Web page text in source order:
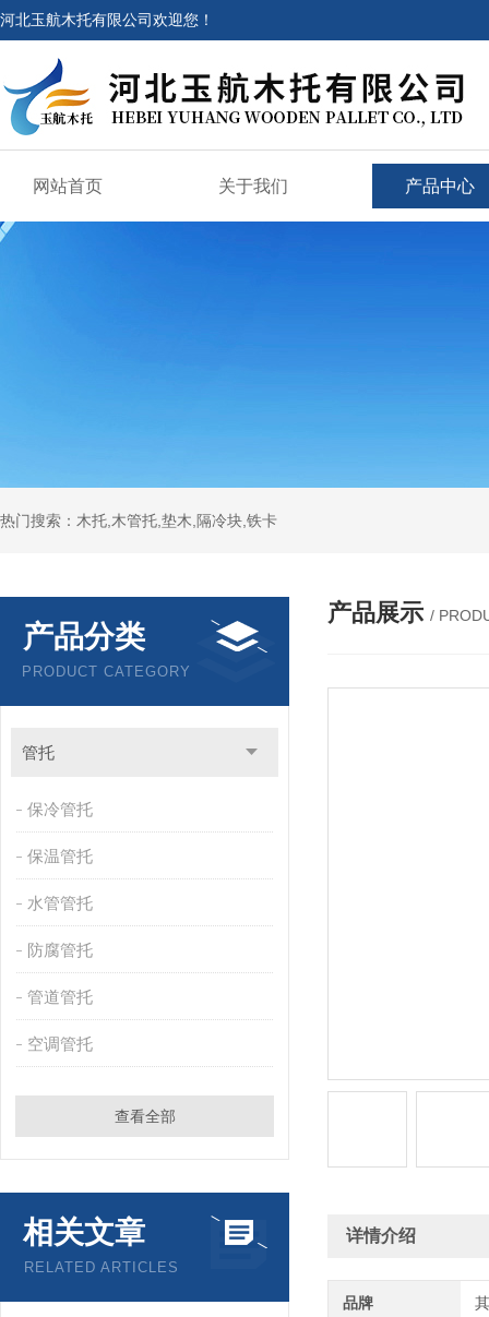
河北玉航木托有限公司欢迎您！
网站首页 关于我们 产品中心
热门搜索：木托,木管托,垫木,隔冷块,铁卡
产品分类
PRODUCT CATEGORY
管托
保冷管托
保温管托
水管管托
防腐管托
管道管托
空调管托
查看全部
相关文章
RELATED ARTICLES
产品展示 /
详情介绍
品牌